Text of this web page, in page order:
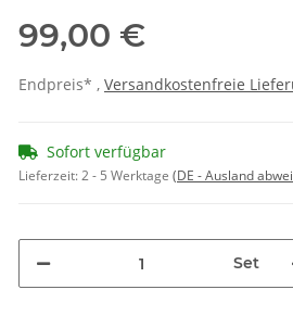
99,00 €
Endpreis* , Versandkostenfreie
Sofort verfügbar
Lieferzeit:2 - 5 Werktage (DE - Ausland
Set